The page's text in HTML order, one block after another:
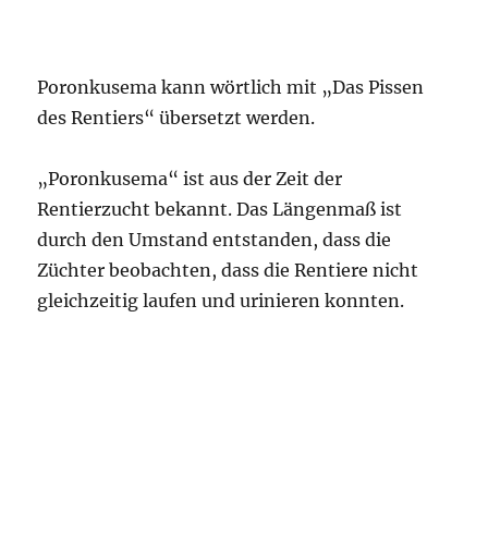
Poronkusema kann wörtlich mit „Das Pissen
des Rentiers“ übersetzt werden.
„Poronkusema“ ist aus der Zeit der
Rentierzucht bekannt. Das Längenmaß ist
durch den Umstand entstanden, dass die
Züchter beobachten, dass die Rentiere nicht
gleichzeitig laufen und urinieren konnten.